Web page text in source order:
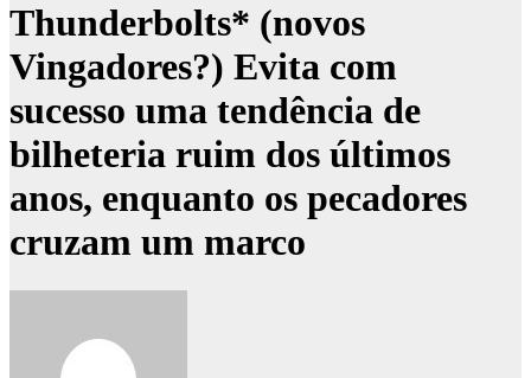
Thunderbolts* (novos
Vingadores?) Evita com
sucesso uma tendência de
bilheteria ruim dos últimos
anos, enquanto os pecadores
cruzam um marco